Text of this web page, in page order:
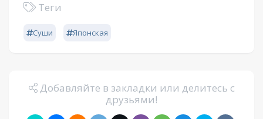
Теги
Суши Японская
Добавляйте в закладки или делитесь с
друзьями!